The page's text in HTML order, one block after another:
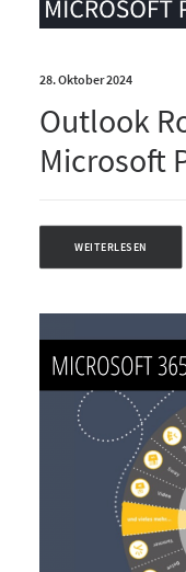
28. Oktober 2024
Outlook
Microsoft
WEITERLESEN